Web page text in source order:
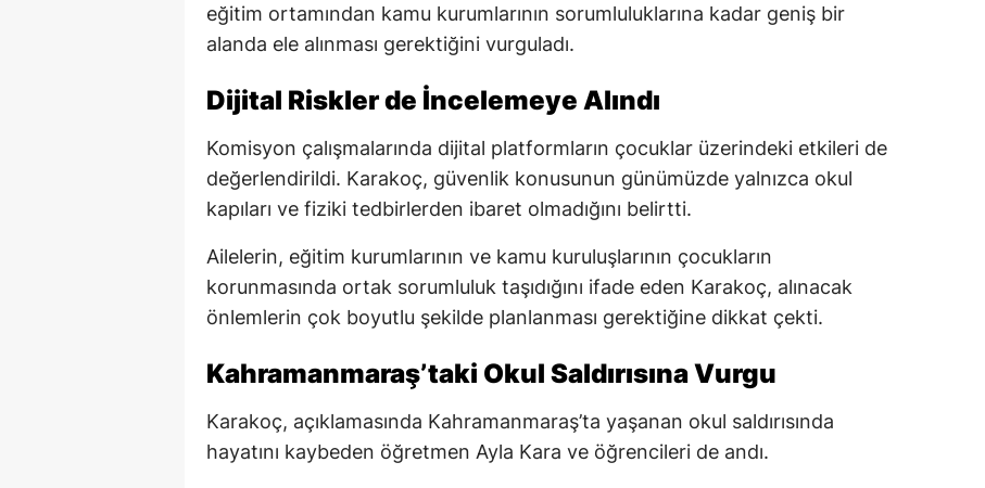
eğitim ortamından kamu kurumlarının sorumluluklarına kadar geniş bir
alanda ele alınması gerektiğini vurguladı.
Dijital Riskler de İncelemeye Alındı
Komisyon çalışmalarında dijital platformların çocuklar üzerindeki etkileri de
değerlendirildi. Karakoç, güvenlik konusunun günümüzde yalnızca okul
kapıları ve fiziki tedbirlerden ibaret olmadığını belirtti.
Ailelerin, eğitim kurumlarının ve kamu kuruluşlarının çocukların
korunmasında ortak sorumluluk taşıdığını ifade eden Karakoç, alınacak
önlemlerin çok boyutlu şekilde planlanması gerektiğine dikkat çekti.
Kahramanmaraş’taki Okul Saldırısına Vurgu
Karakoç, açıklamasında Kahramanmaraş’ta yaşanan okul saldırısında
hayatını kaybeden öğretmen Ayla Kara ve öğrencileri de andı.